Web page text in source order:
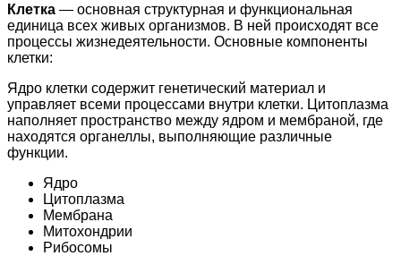
Клетка — основная структурная и функциональная
единица всех живых организмов. В ней происходят все
процессы жизнедеятельности. Основные компоненты
клетки:
Ядро клетки содержит генетический материал и
управляет всеми процессами внутри клетки. Цитоплазма
наполняет пространство между ядром и мембраной, где
находятся органеллы, выполняющие различные
функции.
Ядро
Цитоплазма
Мембрана
Митохондрии
Рибосомы